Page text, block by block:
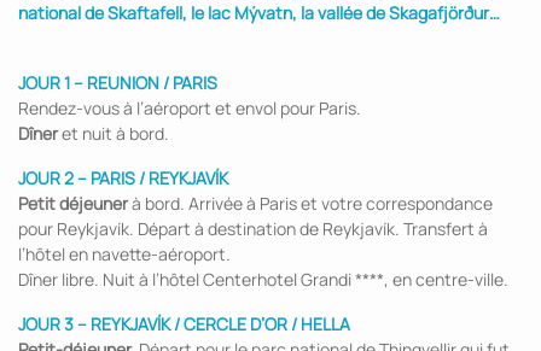
national de Skaftafell, le lac Mývatn, la vallée de Skagafjörður…
JOUR 1 – REUNION / PARIS
Rendez-vous à l’aéroport et envol pour Paris.
Dîneret nuit à bord.
JOUR 2 – PARIS / REYKJAVÍK
Petit déjeunerà bord. Arrivée à Paris et votre correspondance
pour Reykjavík. Départ à destination de Reykjavík. Transfert à
l’hôtel en navette-aéroport.
Dîner libre. Nuit à l’hôtel Centerhotel Grandi ****, en centre-ville.
JOUR 3 – REYKJAVÍK / CERCLE D’OR / HELLA